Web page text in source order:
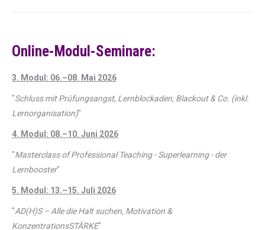
Online-Modul-Seminare:
3. Modul: 06.–08. Mai 2026
"Schluss mit Prüfungsangst, Lernblockaden, Blackout & Co. (inkl.
Lernorganisation)"
4. Modul: 08.–10. Juni 2026
"Masterclass of Professional Teaching - Superlearning - der
Lernbooster"
5. Modul: 13.–15. Juli 2026
"AD(H)S – Alle die Halt suchen, Motivation &
KonzentrationsSTÄRKE"